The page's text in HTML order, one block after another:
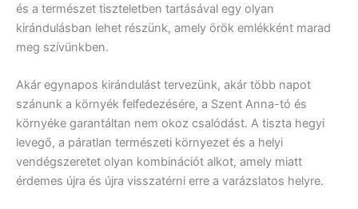
és a természet tiszteletben tartásával egy olyan
kirándulásban lehet részünk, amely örök emlékként marad
meg szívünkben.
Akár egynapos kirándulást tervezünk, akár több napot
szánunk a környék felfedezésére, a Szent Anna-tó és
környéke garantáltan nem okoz csalódást. A tiszta hegyi
levegő, a páratlan természeti környezet és a helyi
vendégszeretet olyan kombinációt alkot, amely miatt
érdemes újra és újra visszatérni erre a varázslatos helyre.